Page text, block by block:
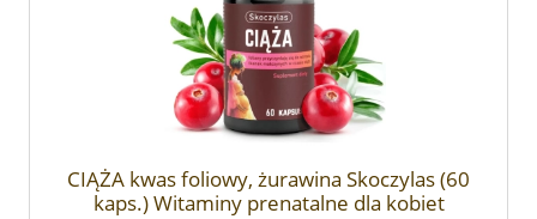
CIĄŻA kwas foliowy, żurawina Skoczylas (60
kaps.) Witaminy prenatalne dla kobiet